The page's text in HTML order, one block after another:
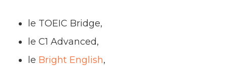
le TOEIC Bridge,
le C1 Advanced,
le Bright English,